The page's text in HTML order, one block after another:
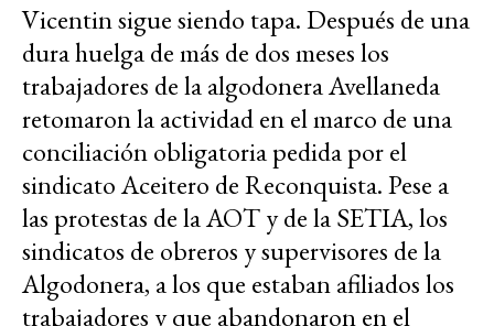
Vicentin sigue siendo tapa. Después de una
dura huelga de más de dos meses los
trabajadores de la algodonera Avellaneda
retomaron la actividad en el marco de una
conciliación obligatoria pedida por el
sindicato Aceitero de Reconquista. Pese a
las protestas de la AOT y de la SETIA, los
sindicatos de obreros y supervisores de la
Algodonera, a los que estaban afiliados los
trabajadores y que abandonaron en el